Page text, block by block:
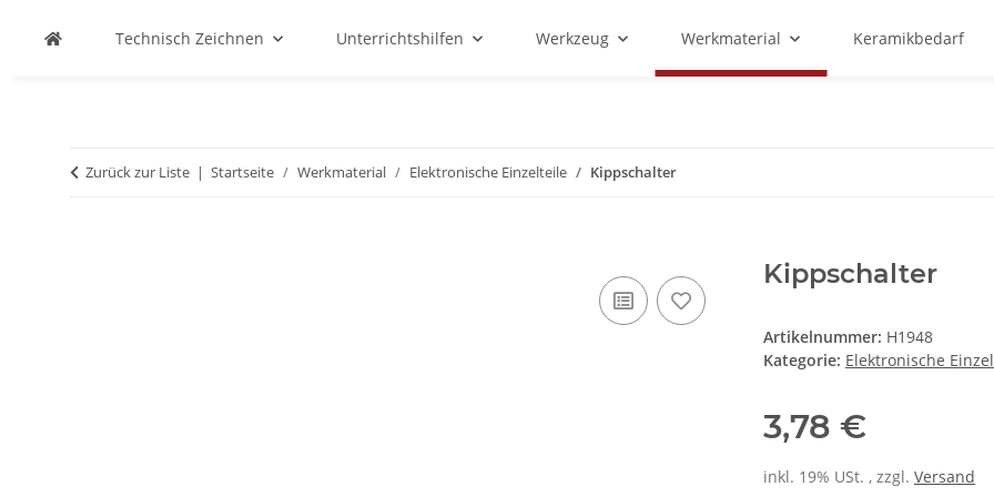
Technisch Zeichnen Unterrichtshilfen Werkzeug Werkmaterial Keramikbedarf
Zurück zur Liste Startseite Werkmaterial Elektronische Einzelteile Kippschalter
Kippschalter
Artikelnummer: H1948
Kategorie: Elektronische
3,78 €
inkl. 19% USt. , zzgl. Versand